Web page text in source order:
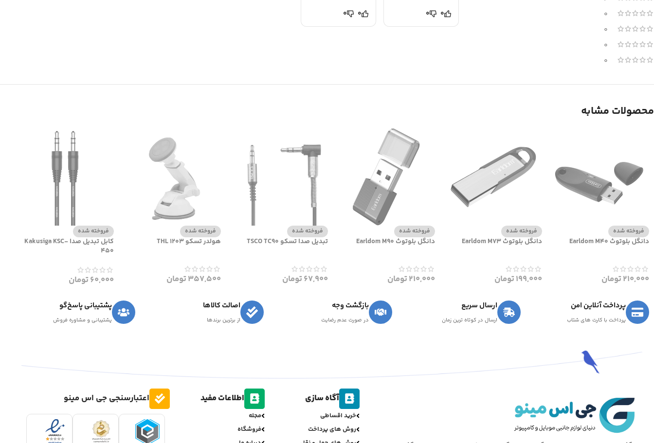
0
0
0
0
0
0
0
0
محصولات مشابه
فروخته شده
دانگل بلوتوث Earldom M40
210,000تومان
فروخته شده
دانگل بلوتوث Earldom M73
199,000تومان
فروخته شده
دانگل بلوتوث Earldom M90
210,000تومان
فروخته شده
تبدیل صدا تسکو TSCO TC90
67,900تومان
فروخته شده
هولدر تسکو THL 1203
357,500تومان
فروخته شده
کابل تبدیل صدا Kakusiga KSC-
450
60,000تومان
پرداخت آنلاین امن
پرداخت با کارت های شتاب
ارسال سریع
ارسال در کوتاه ترین زمان
بازگشت وجه
در صورت عدم رضایت
اصالت کالاها
از برترین برندها
پشتیبانی پاسخ‌گو
پشتیبانی و مشاوره فروش
آگاه سازی
خرید اقساطی
روش های پرداخت
اطلاعات مفید
مجله
فروشگاه
اعتبارسنجی جی اس مینو